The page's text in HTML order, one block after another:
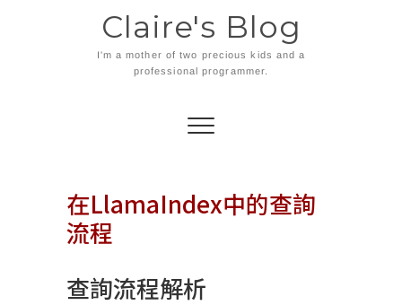
Claire's Blog
I'm a mother of two precious kids and a
professional programmer.
在LlamaIndex中的查詢
流程
查詢流程解析